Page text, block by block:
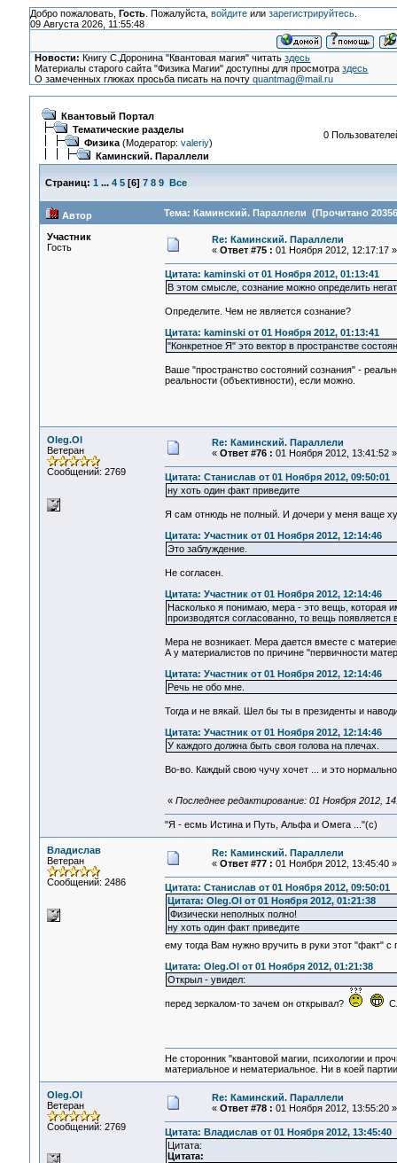
Добро пожаловать, Гость. Пожалуйста, войдитеили зарегистрируйтесь.
09 Августа 2026, 11:55:48
Новости: Книгу С.Доронина "Квантовая магия" читатьздесь
Материалы старого сайта "Физика Магии" доступны для просмотраздесь
О замеченных глюках просьба писать на почтуquantmag@mail.ru
Квантовый Портал
Тематические разделы
Физика(Модератор: valeriy)
Каминский. Параллели
0
Страниц: 1 ... 4 5[6] 7 8 9 Все
Автор Тема: Каминский. Параллели (Прочитано
Участник
Гость
Re: Каминский. Параллели
« Ответ #75 : 01 Ноября 2012, 12:17:17 »
Цитата: kaminski от 01 Ноября 2012, 01:13:41
В этом смысле, сознание можно определить
Определите. Чем не является сознание?
Цитата: kaminski от 01 Ноября 2012, 01:13:41
"Конкретное Я" это вектор в пространстве
Ваше "пространство состояний сознания" -
реальности (объективности), если можно.
Oleg.Ol
Ветеран
Сообщений: 2769
Re: Каминский. Параллели
« Ответ #76 : 01 Ноября 2012, 13:41:52 »
Цитата: Станислав от 01 Ноября 2012, 09:50:01
ну хоть один факт приведите
Я сам отнюдь не полный. И дочери у меня ваще
Цитата: Участник от 01 Ноября 2012, 12:14:46
Это заблуждение.
Не согласен.
Цитата: Участник от 01 Ноября 2012, 12:14:46
Насколько я понимаю, мера - это вещь, которая
производятся согласованно, то вещь
Мера не возникает. Мера дается вместе с
А у материалистов по причине "первичности
Цитата: Участник от 01 Ноября 2012, 12:14:46
Речь не обо мне.
Тогда и не вякай. Шел бы ты в президенты и
Цитата: Участник от 01 Ноября 2012, 12:14:46
У каждого должна быть своя голова на плечах.
Во-во. Каждый свою чучу хочет ... и это
« Последнее редактирование: 01 Ноября 2012,
"Я - есмь Истина и Путь, Альфа и Омега ..."(с)
Владислав
Ветеран
Сообщений: 2486
Re: Каминский. Параллели
« Ответ #77 : 01 Ноября 2012, 13:45:40 »
Цитата: Станислав от 01 Ноября 2012, 09:50:01
Цитата: Oleg.Ol от 01 Ноября 2012, 01:21:38
Физически неполных полно!
ну хоть один факт приведите
ему тогда Вам нужно вручить в руки этот "факт" с
Цитата: Oleg.Ol от 01 Ноября 2012, 01:21:38
Открыл - увидел:
перед зеркалом-то зачем он открывал?
Не сторонник "квантовой магии, психологии и
материальное и нематериальное. Ни в коей
Oleg.Ol
Ветеран
Сообщений: 2769
Re: Каминский. Параллели
« Ответ #78 : 01 Ноября 2012, 13:55:20 »
Цитата: Владислав от 01 Ноября 2012, 13:45:40
Цитата:
Цитата: